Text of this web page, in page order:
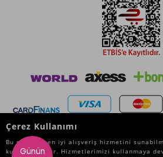
Çerez Kullanımı
Bu site size en iyi alışveriş hizmetini
kullanmaktadır. Hizmetlerimizi kullanmaya
Günün